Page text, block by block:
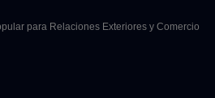
para Relaciones Exteriores y Comercio